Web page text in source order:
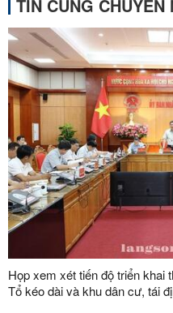
TIN CÙNG CHUYÊN
Họp xem xét tiến độ triển
Tổ kéo dài và khu dân cư, tái